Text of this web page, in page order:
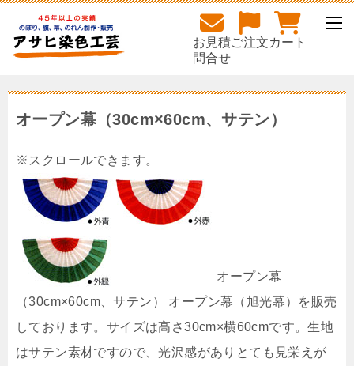
お見積
問合せ
ご注文カート
オープン幕（30cm×60cm、サテン）
オープン幕
（30cm×60cm、サテン） オープン幕（旭光幕）を販売
しております。サイズは高さ30cm×横60cmです。生地
はサテン素材ですので、光沢感がありとても見栄えが